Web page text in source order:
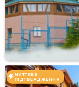
МИТТЄВЕ
ПІДТВЕРДЖЕННЯ